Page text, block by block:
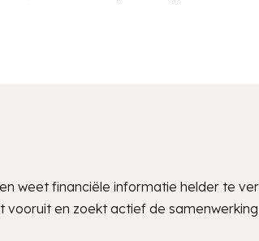
weet financiële informatie helder te
en zoekt actief de samenwerking